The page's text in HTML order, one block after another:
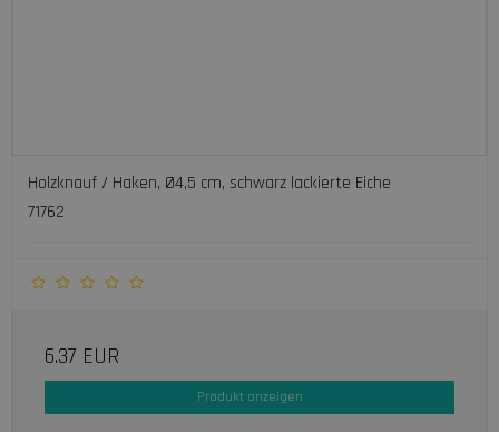
Holzknauf / Haken, Ø4,5 cm, schwarz lackierte Eiche
71762
6.37 EUR
Produkt anzeigen